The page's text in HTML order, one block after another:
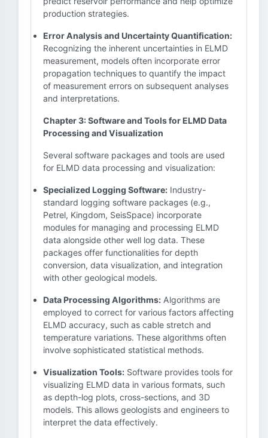
production strategies.
Error Analysis and Uncertainty Quantification:
Recognizing the inherent uncertainties in ELMD
measurement, models often incorporate error
propagation techniques to quantify the impact
of measurement errors on subsequent analyses
and interpretations.
Chapter 3: Software and Tools for ELMD Data
Processing and Visualization
Several software packages and tools are used
for ELMD data processing and visualization:
Specialized Logging Software: Industry-
standard logging software packages (e.g.,
Petrel, Kingdom, SeisSpace) incorporate
modules for managing and processing ELMD
data alongside other well log data. These
packages offer functionalities for depth
conversion, data visualization, and integration
with other geological models.
Data Processing Algorithms: Algorithms are
employed to correct for various factors affecting
ELMD accuracy, such as cable stretch and
temperature variations. These algorithms often
involve sophisticated statistical methods.
Visualization Tools: Software provides tools for
visualizing ELMD data in various formats, such
as depth-log plots, cross-sections, and 3D
models. This allows geologists and engineers to
interpret the data effectively.